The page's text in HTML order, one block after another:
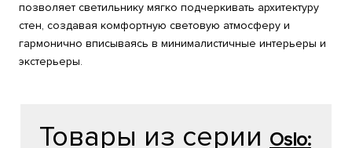
позволяет светильнику мягко подчеркивать архитектуру
стен, создавая комфортную световую атмосферу и
гармонично вписываясь в минималистичные интерьеры и
экстерьеры.
Товары из серии Oslo: